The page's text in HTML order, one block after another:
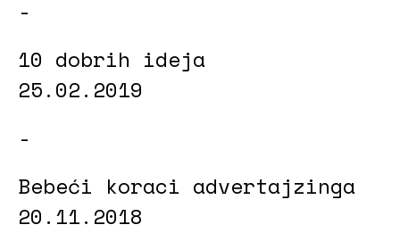
10 dobrih ideja
25.02.2019
Bebeći koraci advertajzinga
20.11.2018